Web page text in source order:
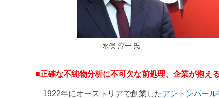
水俣 淳一 氏
■正確な不純物分析に不可欠な前処理、企業が抱え
1922年にオーストリアで創業したアントンパール